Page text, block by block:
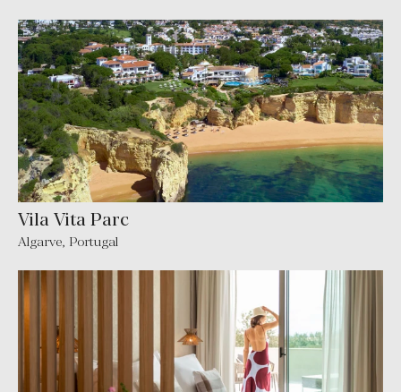
Vila Vita Parc
Algarve, Portugal